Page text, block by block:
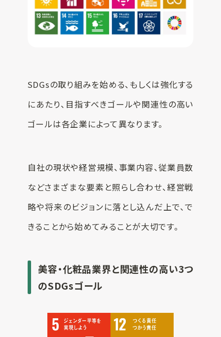
SDGsの取り組みを始める、もしくは強化する
にあたり、目指すべきゴールや関連性の高い
ゴールは各企業によって異なります。
自社の現状や経営規模、事業内容、従業員数
などさまざまな要素と照らし合わせ、経営戦
略や将来のビジョンに落とし込んだ上で、で
きることから始めてみることが大切です。
美容・化粧品業界と関連性の高い3つ
のSDGsゴール